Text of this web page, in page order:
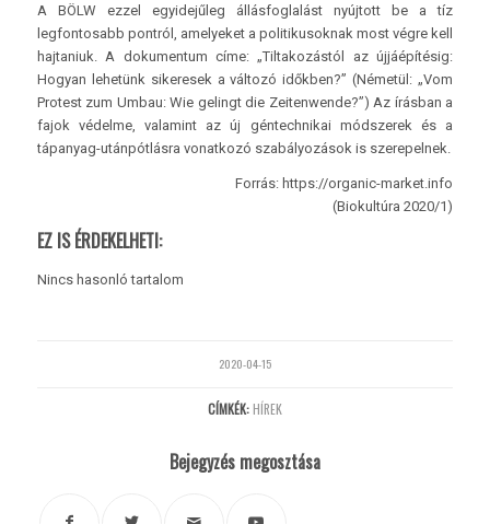
A BÖLW ezzel egyidejűleg állásfoglalást nyújtott be a tíz
legfontosabb pontról, amelyeket a politikusoknak most végre kell
hajtaniuk. A dokumentum címe: „Tiltakozástól az újjáépítésig:
Hogyan lehetünk sikeresek a változó időkben?” (Németül: „Vom
Protest zum Umbau: Wie gelingt die Zeitenwende?”) Az írásban a
fajok védelme, valamint az új géntechnikai módszerek és a
tápanyag-utánpótlásra vonatkozó szabályozások is szerepelnek.
Forrás: https://organic-market.info
(Biokultúra 2020/1)
EZ IS ÉRDEKELHETI:
Nincs hasonló tartalom
2020-04-15
CÍMKÉK: HÍREK
Bejegyzés megosztása